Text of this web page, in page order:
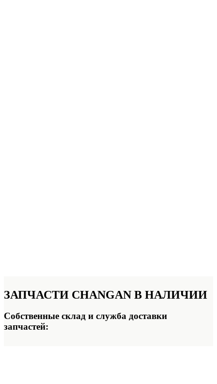
ЗАПЧАСТИ CHANGAN В НАЛИЧИИ
Собственные склад и служба доставки
запчастей: